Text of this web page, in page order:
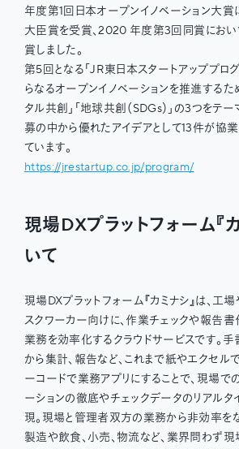
年度第1回日本オープンイノベーション大賞
大臣賞を受賞、2020 年度第3回同賞におい
賞しました。
第5回となる「JR東日本スタートアッププロ
らなるオープンイノベーションを推進するた
タル共創」「地球共創（SDGs）」の3つをテ
募の中から優れたアイデアとして13件が協
ています。
https://jrestartup.co.jp/program/
現場DXプラットフォーム『
いて
現場DXプラットフォーム『カミナシ』は、工
スクワーカー向けに、作業チェックや報告
業務を効率化するクラウドサービスです。
から集計、報告など、これまで紙やエクセル
ーコードで業務アプリにすることで、現場で
ーションの徹底やチェックデータのリアル
現。現場と管理者双方の業務から非効率をな
製造や飲食、小売、物流など、業界問わず